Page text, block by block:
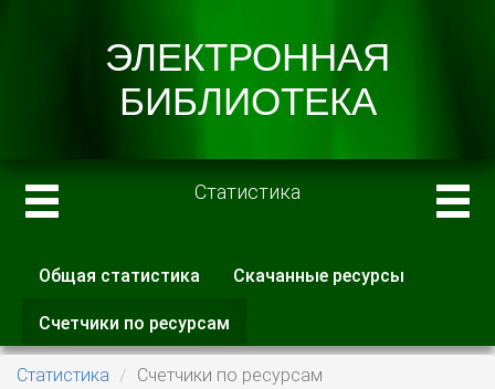
Статистика
Главные вкладки
Общая статистика Скачанные ресурсы
Счетчики по ресурсам
вкладка)
Статистика
Счетчики по ресурсам